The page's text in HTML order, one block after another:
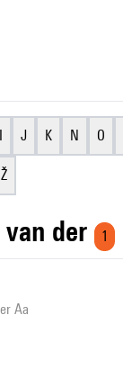
I J K N O
Ž
der 1
Aa